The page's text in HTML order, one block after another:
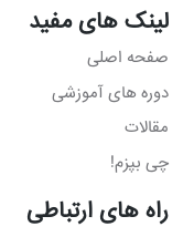
لینک های مفید
صفحه اصلی
دوره های آموزشی
مقالات
چی بپزم!
راه های ارتباطی